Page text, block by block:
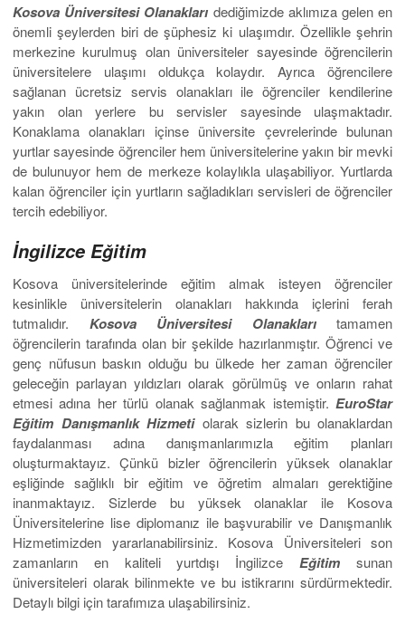
Kosova Üniversitesi Olanakları dediğimizde aklımıza gelen en
önemli şeylerden biri de şüphesiz ki ulaşımdır. Özellikle şehrin
merkezine kurulmuş olan üniversiteler sayesinde öğrencilerin
üniversitelere ulaşımı oldukça kolaydır. Ayrıca öğrencilere
sağlanan ücretsiz servis olanakları ile öğrenciler kendilerine
yakın olan yerlere bu servisler sayesinde ulaşmaktadır.
Konaklama olanakları içinse üniversite çevrelerinde bulunan
yurtlar sayesinde öğrenciler hem üniversitelerine yakın bir mevki
de bulunuyor hem de merkeze kolaylıkla ulaşabiliyor. Yurtlarda
kalan öğrenciler için yurtların sağladıkları servisleri de öğrenciler
tercih edebiliyor.
İngilizce Eğitim
Kosova üniversitelerinde eğitim almak isteyen öğrenciler
kesinlikle üniversitelerin olanakları hakkında içlerini ferah
tutmalıdır. Kosova Üniversitesi Olanakları tamamen
öğrencilerin tarafında olan bir şekilde hazırlanmıştır. Öğrenci ve
genç nüfusun baskın olduğu bu ülkede her zaman öğrenciler
geleceğin parlayan yıldızları olarak görülmüş ve onların rahat
etmesi adına her türlü olanak sağlanmak istemiştir. EuroStar
Eğitim Danışmanlık Hizmeti olarak sizlerin bu olanaklardan
faydalanması adına danışmanlarımızla eğitim planları
oluşturmaktayız. Çünkü bizler öğrencilerin yüksek olanaklar
eşliğinde sağlıklı bir eğitim ve öğretim almaları gerektiğine
inanmaktayız. Sizlerde bu yüksek olanaklar ile Kosova
Üniversitelerine lise diplomanız ile başvurabilir ve Danışmanlık
Hizmetimizden yararlanabilirsiniz. Kosova Üniversiteleri son
zamanların en kaliteli yurtdışı İngilizce Eğitim sunan
üniversiteleri olarak bilinmekte ve bu istikrarını sürdürmektedir.
Detaylı bilgi için tarafımıza ulaşabilirsiniz.